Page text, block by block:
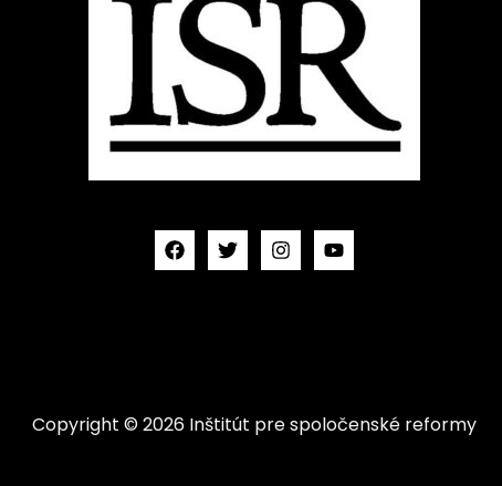
Copyright © 2026 Inštitút pre spoločenské reformy